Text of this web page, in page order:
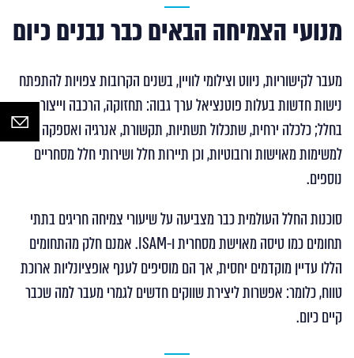
מנועי הצמיחה הבאים כבר נבנים כיום
מעבר לקישוריות, ניווט וצילומי לוויין, בשנים הקרובות צפויות להתפתח
נישות חדשות בעלות פוטנציאל ערך גבוה: תחזוקה, הרכבה וייצור
בחלל; כלכלה ירחית, שתכלול תשתיות, תקשורת, אנרגיה ואספקה
למשימות מאוישות ורובוטיות, וכן תיירות חלל ושירותי חלל מסחריים
נוספים.
סוכנות החלל העולמית כבר מצביעה על שיעורי צמיחה חריגים בתתי
תחומים כמו טיסה מאוישת מסחרית ו-ISAM. אמנם חלק מהתחומים
הללו עדיין מוקדמים יחסית, אך הם מוסיפים לענף אופציונליות ארוכת
טווח, כלומר: אפשרות ליצירת שווקים חדשים לגמרי מעבר למה שכבר
קיים כיום.